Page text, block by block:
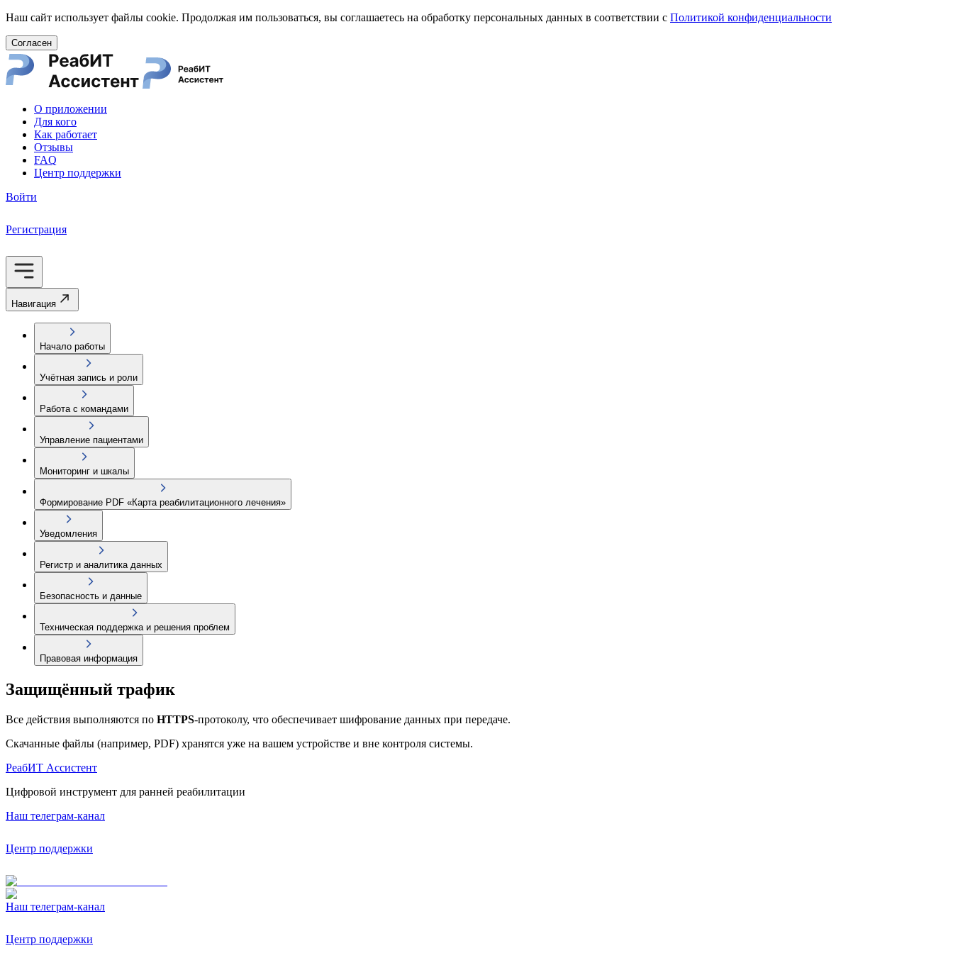
Наш сайт использует файлы cookie. Продолжая им пользоваться, вы соглашаетесь на обработку персональных данных в соответствии с Политикой конфиденциальности
Согласен
О приложении
Для кого
Как работает
Отзывы
FAQ
Центр поддержки
Войти
Регистрация
Навигация
Начало работы
Учётная запись и роли
Работа с командами
Управление пациентами
Мониторинг и шкалы
Формирование PDF «Карта реабилитационного лечения»
Уведомления
Регистр и аналитика данных
Безопасность и данные
Техническая поддержка и решения проблем
Правовая информация
Защищённый трафик
Все действия выполняются по HTTPS-протоколу, что обеспечивает шифрование данных при передаче.
Скачанные файлы (например, PDF) хранятся уже на вашем устройстве и вне контроля системы.
РеабИТ Ассистент
Цифровой инструмент для ранней реабилитации
Наш телеграм-канал
Центр поддержки
Наш телеграм-канал
Центр поддержки